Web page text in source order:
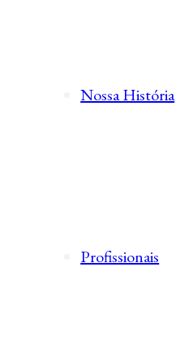
Nossa História
Profissionais